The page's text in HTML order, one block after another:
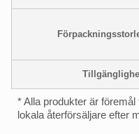
* Alla produkter är
lokala återförsäljare efter